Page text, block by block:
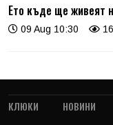
Ето къде ще живеят
09 Aug 10:30
КЛЮКИ НОВИНИ